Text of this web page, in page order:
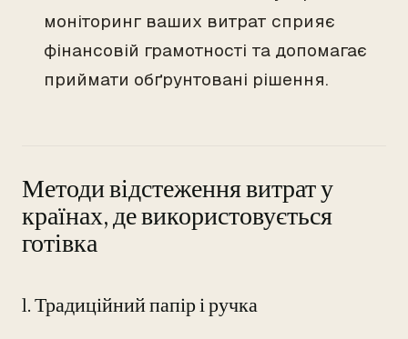
моніторинг ваших витрат сприяє
фінансовій грамотності та допомагає
приймати обґрунтовані рішення.
Методи відстеження витрат у
країнах, де використовується
готівка
1. Традиційний папір і ручка